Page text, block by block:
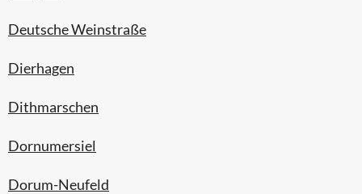
Deutsche Weinstraße
Dierhagen
Dithmarschen
Dornumersiel
Dorum-Neufeld